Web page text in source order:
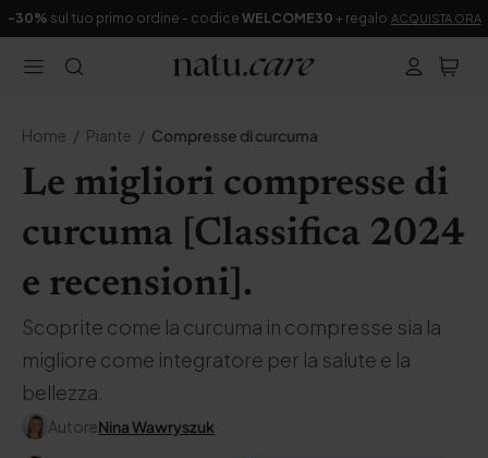
-30% sul tuo primo ordine - codice WELCOME30 + regalo ACQUISTA ORA
Home Piante Compresse di curcuma
Le migliori compresse di
curcuma [Classifica 2024
e recensioni].
Scoprite come la curcuma in compresse sia la
migliore come integratore per la salute e la
bellezza.
AutoreNina Wawryszuk